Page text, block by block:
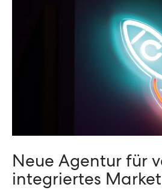
Neue Agentur für
integriertes